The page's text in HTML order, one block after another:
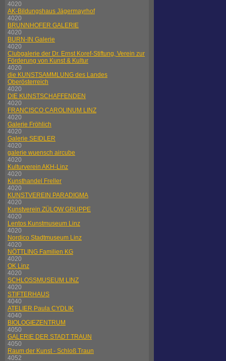
4020
AK-Bildungshaus Jägermayrhof
4020
BRUNNHOFER GALERIE
4020
BURN-IN Galerie
4020
Clubgalerie der Dr. Ernst Koref-Stiftung, Verein zur
Förderung von Kunst & Kultur
4020
die KUNSTSAMMLUNG des Landes
Oberösterreich
4020
DIE KUNSTSCHAFFENDEN
4020
FRANCISCO CAROLINUM LINZ
4020
Galerie Fröhlich
4020
Galerie SEIDLER
4020
galerie wuensch aircube
4020
Kulturverein AKH-Linz
4020
Kunsthandel Freller
4020
KUNSTVEREIN PARADIGMA
4020
Kunstverein ZÜLOW GRUPPE
4020
Lentos Kunstmuseum Linz
4020
Nordico Stadtmuseum Linz
4020
NÖTTLING Familien KG
4020
OK Linz
4020
SCHLOSSMUSEUM LINZ
4020
STIFTERHAUS
4040
ATELIER Paula CYDLIK
4040
BIOLOGIEZENTRUM
4050
GALERIE DER STADT TRAUN
4050
Raum der Kunst - Schloß Traun
4052